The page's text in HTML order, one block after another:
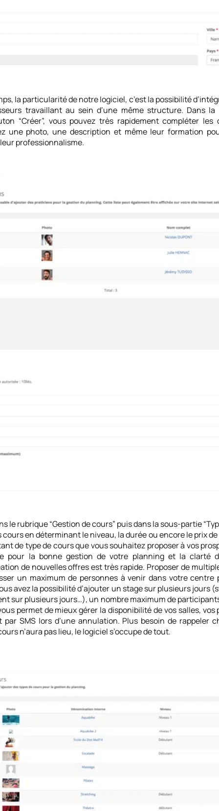
la particularité de notre logiciel, c’est la possibilité
travaillant au sein d’une même structure. Dans la
“Créer”, vous pouvez très rapidement compléter les
une photo, une description et même leur formation
professionnalisme.
le rubrique “Gestion de cours” puis dans la sous-partie
en déterminant le niveau, la durée ou encore le prix
de type de cours que vous souhaitez proposer à vos
pour la bonne gestion de votre planning et la clarté
de nouvelles offres est très rapide. Proposer de
un maximum de personnes à venir dans votre
avez la possibilité d’ajouter un stage sur plusieurs jours
sur plusieurs jours…), un nombre maximum de
permet de mieux gérer la disponibilité de vos salles,
SMS lors d’une annulation. Plus besoin de rappeler
n’aura pas lieu, le logiciel s’occupe de tout.